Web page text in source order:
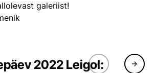
galeriist!
2022 Leigol: